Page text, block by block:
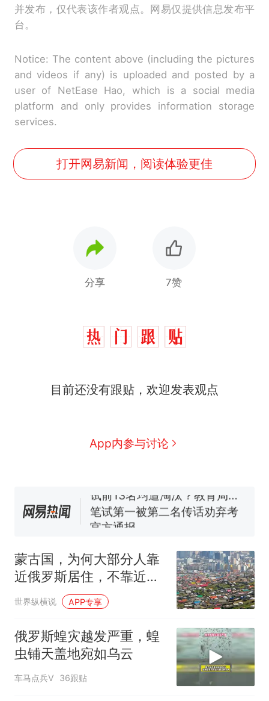
并发布，仅代表该作者观点。网易仅提供信息发布平
台。
Notice: The content above (including the pictures
and videos if any) is uploaded and posted by a
user of NetEase Hao, which is a social media
platform and only provides information storage
services.
打开网易新闻，阅读体验更佳
分享 7赞
目前还没有跟贴，欢迎发表观点
App内参与讨论
因老师一句“跟我回家”改写了
眼了……
费大厨“全国小炒肉大王”称
号，仅凭视频评出？中国烹饪
已叫停招聘，成立调查组全面
核查
笔试第一被第二名传话劝弃考
官方通报
电力部门回应
热
那个在床头放菜刀的女孩，
因老师一句“跟我回家”改写了
人生
蒙古国，为何大部分人靠
近俄罗斯居住，不靠近中
国居住？
世界纵横说 APP专享
俄罗斯蝗灾越发严重，蝗
虫铺天盖地宛如乌云
车马点兵V 36跟贴